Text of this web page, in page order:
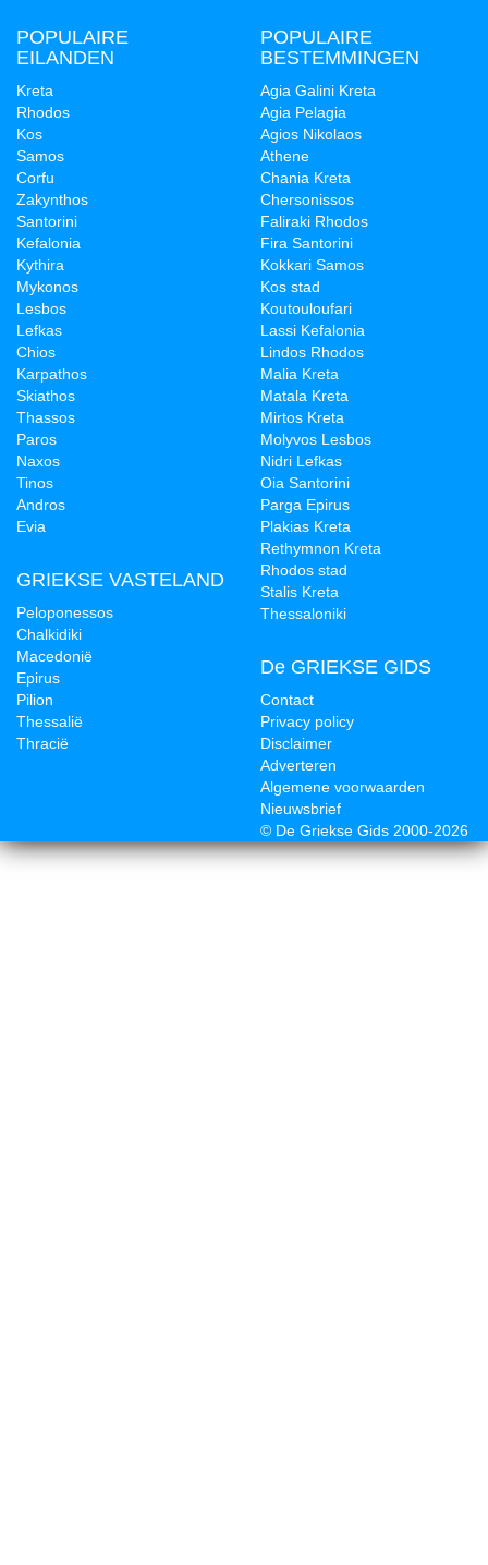
POPULAIRE
EILANDEN
Kreta
Rhodos
Kos
Samos
Corfu
Zakynthos
Santorini
Kefalonia
Kythira
Mykonos
Lesbos
Lefkas
Chios
Karpathos
Skiathos
Thassos
Paros
Naxos
Tinos
Andros
Evia
GRIEKSE VASTELAND
Peloponessos
Chalkidiki
Macedonië
Epirus
Pilion
Thessalië
Thracië
POPULAIRE
BESTEMMINGEN
Agia Galini Kreta
Agia Pelagia
Agios Nikolaos
Athene
Chania Kreta
Chersonissos
Faliraki Rhodos
Fira Santorini
Kokkari Samos
Kos stad
Koutouloufari
Lassi Kefalonia
Lindos Rhodos
Malia Kreta
Matala Kreta
Mirtos Kreta
Molyvos Lesbos
Nidri Lefkas
Oia Santorini
Parga Epirus
Plakias Kreta
Rethymnon Kreta
Rhodos stad
Stalis Kreta
Thessaloniki
De GRIEKSE GIDS
Contact
Privacy policy
Disclaimer
Adverteren
Algemene voorwaarden
Nieuwsbrief
© De Griekse Gids 2000-2026